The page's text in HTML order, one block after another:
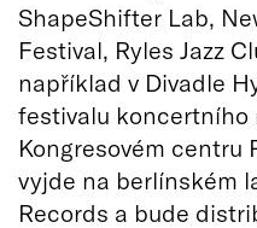
ShapeShifter Lab,
Festival, Ryles Jazz
například v Divadle
festivalu koncertního
Kongresovém centru
vyjde na berlínském
Records a bude